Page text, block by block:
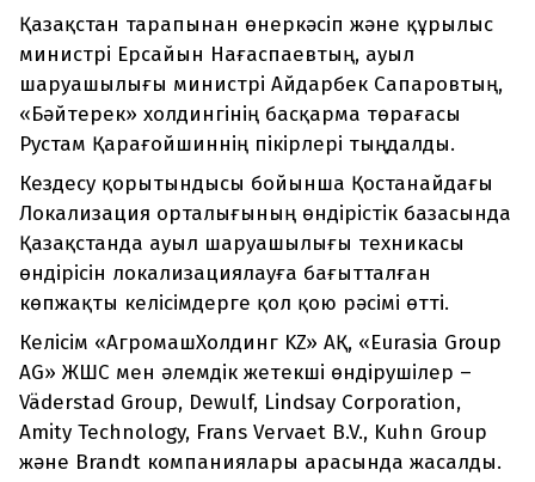
Қазақстан тарапынан өнеркәсіп және құрылыс
министрі Ерсайын Нағаспаевтың, ауыл
шаруашылығы министрі Айдарбек Сапаровтың,
«Бәйтерек» холдингінің басқарма төрағасы
Рустам Қарағойшиннің пікірлері тыңдалды.
Кездесу қорытындысы бойынша Қостанайдағы
Локализация орталығының өндірістік базасында
Қазақстанда ауыл шаруашылығы техникасы
өндірісін локализациялауға бағытталған
көпжақты келісімдерге қол қою рәсімі өтті.
Келісім «АгромашХолдинг KZ» АҚ, «Eurasia Group
AG» ЖШС мен әлемдік жетекші өндірушілер –
Väderstad Group, Dewulf, Lindsay Corporation,
Amity Technology, Frans Vervaet B.V., Kuhn Group
және Brandt компаниялары арасында жасалды.